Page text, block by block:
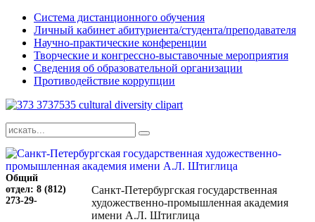
Система дистанционного обучения
Личный кабинет абитуриента/студента/преподавателя
Научно-практические конференции
Творческие и конгрессно-выставочные мероприятия
Сведения об образовательной организации
Противодействие коррупции
Санкт-Петербургская государственная
художественно-промышленная академия
имени А.Л. Штиглица
Общий
отдел: 8 (812)
273-29-